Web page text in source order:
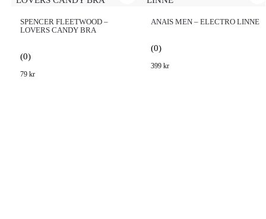
SPENCER FLEETWOOD –
LOVERS CANDY BRA
(0)
79 kr
ANAIS MEN – ELECTRO LINNE
(0)
399 kr